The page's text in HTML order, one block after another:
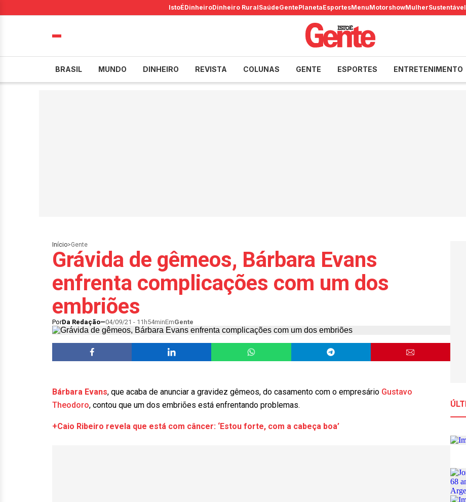
IstoÉDinheiroDinheiro RuralSaúdeGentePlanetaEsportesMenuMotorshowMulherSustentável
BRASIL MUNDO DINHEIRO REVISTA COLUNAS GENTE ESPORTES ENTRETENIMENTO
Início>Gente
Grávida de gêmeos, Bárbara Evans
enfrenta complicações com um dos
embriões
PorDa Redação 04/09/21 - 11h54minEmGente
Bárbara Evans, que acaba de anunciar a gravidez gêmeos, do casamento com o empresário Gustavo
Theodoro, contou que um dos embriões está enfrentando problemas.
+Caio Ribeiro revela que está com câncer: ‘Estou forte, com a cabeça boa’